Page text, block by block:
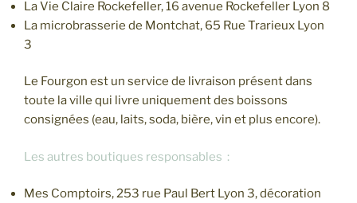
La Vie Claire Rockefeller, 16 avenue Rockefeller Lyon 8
La microbrasserie de Montchat, 65 Rue Trarieux Lyon
3
Le Fourgon est un service de livraison présent dans
toute la ville qui livre uniquement des boissons
consignées (eau, laits, soda, bière, vin et plus encore).
Les autres boutiques responsables :
Mes Comptoirs, 253 rue Paul Bert Lyon 3, décoration